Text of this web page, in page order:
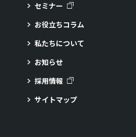
セミナー
お役立ちコラム
私たちについて
お知らせ
採用情報
サイトマップ